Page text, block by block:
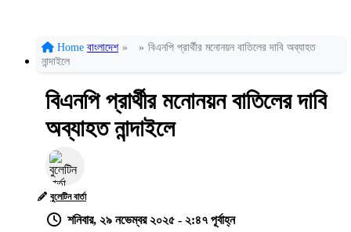
Home বাংলাদেশ » » বিএনপি প্রার্থীর মনোনয়ন বাতিলের দাবি অব্যাহত
নান্দাইলে
বিএনপি প্রার্থীর মনোনয়ন বাতিলের দাবি
অব্যাহত নান্দাইলে
বুলেটিন বার্তা
শনিবার, ২৯ নভেম্বর ২০২৫ - ২:৪৭ পূর্বাহ্ন